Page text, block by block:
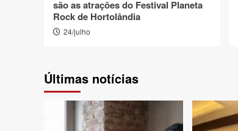
são as atrações do Festival Planeta
Rock de Hortolândia
24/julho
Últimas notícias